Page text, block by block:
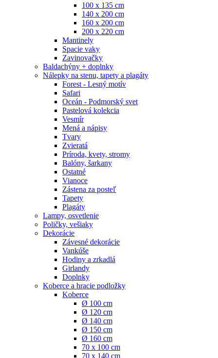
100 x 135 cm
140 x 200 cm
160 x 200 cm
200 x 220 cm
Mantinely
Spacie vaky
Zavinovačky
Baldachýny + doplnky
Nálepky na stenu, tapety a plagáty
Forest - Lesný motív
Safari
Oceán - Podmorský svet
Pastelová kolekcia
Vesmír
Mená a nápisy
Tvary
Zvieratá
Príroda, kvety, stromy
Balóny, šarkany
Ostatné
Vianoce
Zástena za posteľ
Tapety
Plagáty
Lampy, osvetlenie
Poličky, vešiaky
Dekorácie
Závesné dekorácie
Vankúše
Hodiny a zrkadlá
Girlandy
Doplnky
Koberce a hracie podložky
Koberce
Ø 100 cm
Ø 120 cm
Ø 140 cm
Ø 150 cm
Ø 160 cm
70 x 100 cm
70 x 140 cm